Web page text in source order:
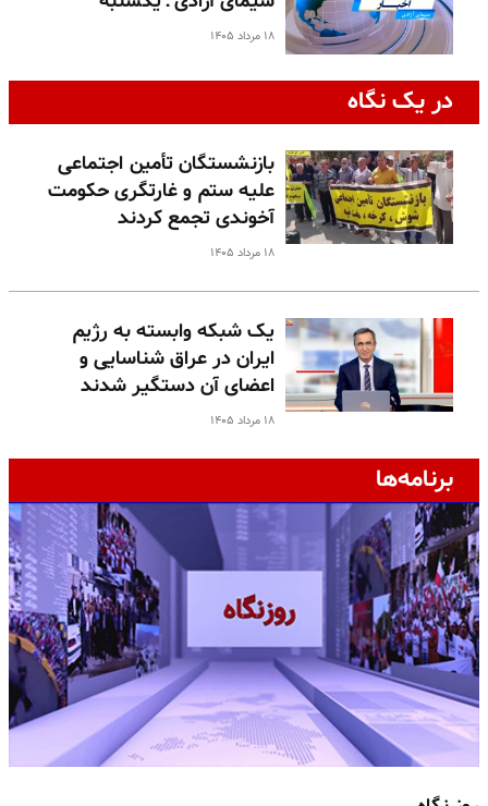
۱۸ مرداد ۱۴۰۵
در یک نگاه
بازنشستگان تأمین اجتماعی
علیه ستم و غارتگری حکومت
آخوندی تجمع کردند
۱۸ مرداد ۱۴۰۵
یک شبکه وابسته به رژیم
ایران در عراق شناسایی و
اعضای آن دستگیر شدند
۱۸ مرداد ۱۴۰۵
برنامه‌ها